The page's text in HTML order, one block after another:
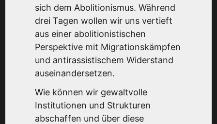
sich dem Abolitionismus. Während
drei Tagen wollen wir uns vertieft
aus einer abolitionistischen
Perspektive mit Migrationskämpfen
und antirassistischem Widerstand
auseinandersetzen.
Wie können wir gewaltvolle
Institutionen und Strukturen
abschaffen und über diese